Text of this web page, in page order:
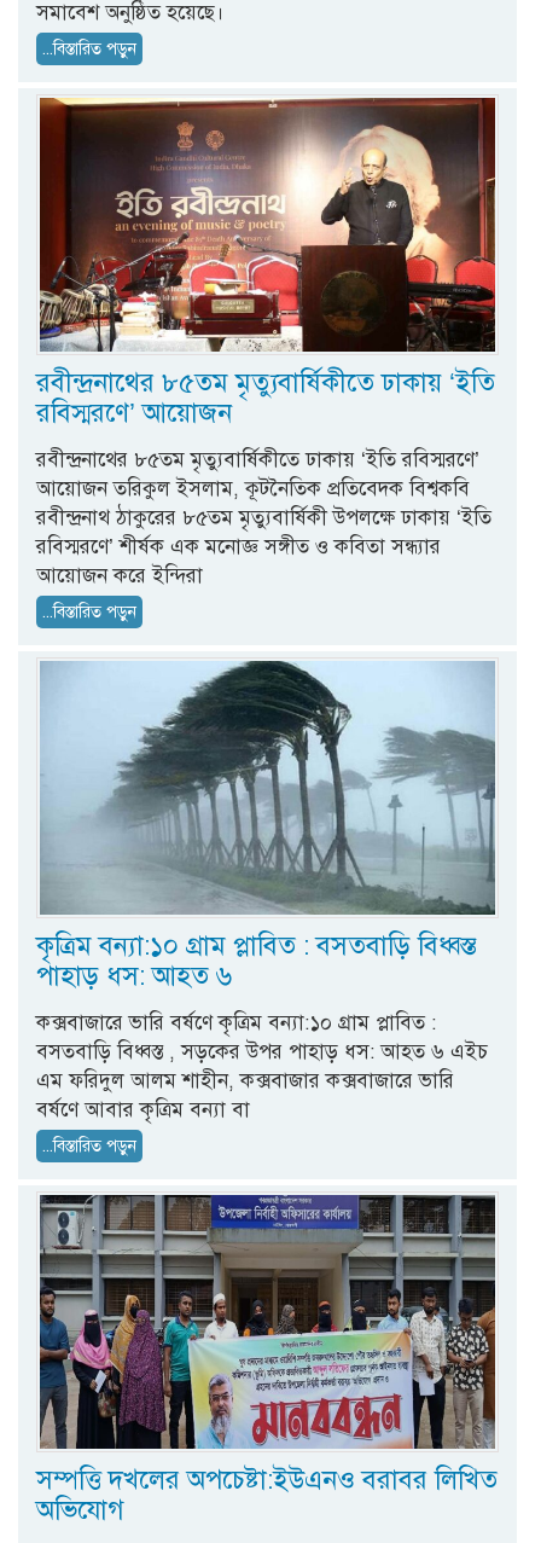
সমাবেশ অনুষ্ঠিত হয়েছে।
...বিস্তারিত পড়ুন
রবীন্দ্রনাথের ৮৫তম মৃত্যুবার্ষিকীতে ঢাকায় ‘ইতি
রবিস্মরণে’ আয়োজন
রবীন্দ্রনাথের ৮৫তম মৃত্যুবার্ষিকীতে ঢাকায় ‘ইতি রবিস্মরণে’
আয়োজন তরিকুল ইসলাম, কূটনৈতিক প্রতিবেদক বিশ্বকবি
রবীন্দ্রনাথ ঠাকুরের ৮৫তম মৃত্যুবার্ষিকী উপলক্ষে ঢাকায় ‘ইতি
রবিস্মরণে’ শীর্ষক এক মনোজ্ঞ সঙ্গীত ও কবিতা সন্ধ্যার
আয়োজন করে ইন্দিরা
...বিস্তারিত পড়ুন
কৃত্রিম বন্যা:১০ গ্রাম প্লাবিত : বসতবাড়ি বিধ্বস্ত
পাহাড় ধস: আহত ৬
কক্সবাজারে ভারি বর্ষণে কৃত্রিম বন্যা:১০ গ্রাম প্লাবিত :
বসতবাড়ি বিধ্বস্ত , সড়কের উপর পাহাড় ধস: আহত ৬ এইচ
এম ফরিদুল আলম শাহীন, কক্সবাজার কক্সবাজারে ভারি
বর্ষণে আবার কৃত্রিম বন্যা বা
...বিস্তারিত পড়ুন
সম্পত্তি দখলের অপচেষ্টা:ইউএনও বরাবর লিখিত
অভিযোগ